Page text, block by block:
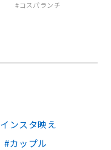
コスパランチ
インスタ映え
カップル